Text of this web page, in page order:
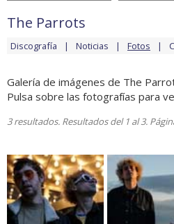
The Parrots
Discografía Noticias Fotos
Galería de imágenes de The
Pulsa sobre las fotografías para
3 resultados. Resultados del 1 al 3.